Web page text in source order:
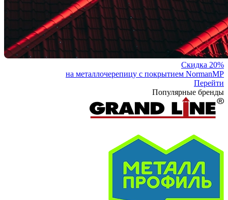
Скидка 20%
на металлочерепицу с покрытием NormanMP
Перейти
Популярные бренды